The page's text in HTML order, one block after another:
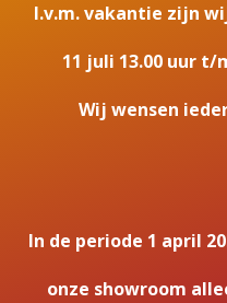
I.v.m. vakantie zijn
11 juli 13.00 uur t/
Wij wensen
In de periode 1 april
onze showroom